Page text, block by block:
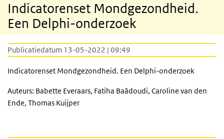
Indicatorenset Mondgezondheid.
Een Delphi-onderzoek
Publicatiedatum 13-05-2022 | 09:49
Indicatorenset Mondgezondheid. Een Delphi-onderzoek
Auteurs: Babette Everaars, Fatiha Baâdoudi, Caroline van den
Ende, Thomas Kuijper